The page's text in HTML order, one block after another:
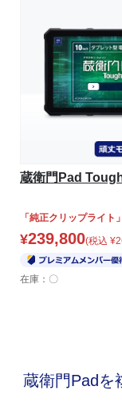
蔵衛門Pad
「純正クリップライト
¥239,800(税込 ¥
在庫：〇
蔵衛門Padを